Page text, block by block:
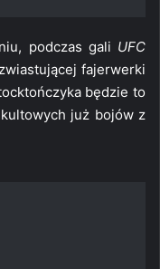
podczas gali UFC
fajerwerki
będzie to
już bojów z